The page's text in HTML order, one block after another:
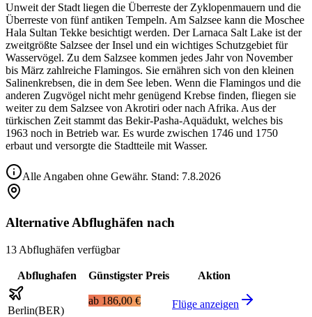
Unweit der Stadt liegen die Überreste der Zyklopenmauern und die
Überreste von fünf antiken Tempeln. Am Salzsee kann die Moschee
Hala Sultan Tekke besichtigt werden. Der Larnaca Salt Lake ist der
zweitgrößte Salzsee der Insel und ein wichtiges Schutzgebiet für
Wasservögel. Zu dem Salzsee kommen jedes Jahr von November
bis März zahlreiche Flamingos. Sie ernähren sich von den kleinen
Salinenkrebsen, die in dem See leben. Wenn die Flamingos und die
anderen Zugvögel nicht mehr genügend Krebse finden, fliegen sie
weiter zu dem Salzsee von Akrotiri oder nach Afrika. Aus der
türkischen Zeit stammt das Bekir-Pasha-Aquädukt, welches bis
1963 noch in Betrieb war. Es wurde zwischen 1746 und 1750
erbaut und versorgte die Stadtteile mit Wasser.
Alle Angaben ohne Gewähr. Stand: 7.8.2026
Alternative Abflughäfen nach
13 Abflughäfen verfügbar
Abflughafen Günstigster Preis Aktion
Berlin(BER)
ab 186,00 € Flüge anzeigen